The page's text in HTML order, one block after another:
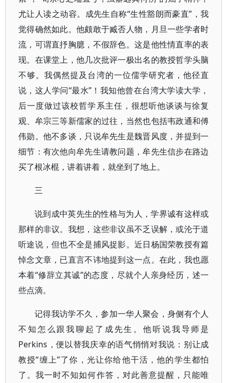
尤让人读之动容。成先生自称“生性豁朗而豪直”，我
觉得确然如此。他颇敢于臧否人物，月旦一些学者时
流，可谓直抒胸臆，不假辞色。这是他性情直率的表
现。在课堂上，他几次批评一极出名的教授哲学头脑
不够。我偶然提及台湾的一位儒学研究者，他径直
说，这人学问“最水”！我知他曾在台湾大学读大学，
后一度做过该校哲学系主任，很想听他谈谈与徐复
观、牟宗三等新儒家的过往，当然也包括韦政通和傅
伟勋。他不多谈，只说牟先生是魏晋风度，并提到一
细节：有次他向牟先生请教问题，牟先生信步在路边
买了根冰棍，讲着讲着，就坐到了地上。
三
说到成中英先生的性格与为人，学界诚有这样或
那样的非议。我想，这些非议虽不乏误解，或沦于道
听途说，但也不全是捕风捉影。近日杨国荣教授有篇
悼念文章，已直言不讳地提到这一点。在此，我也愿
本着“修辞立其诚”的态度，尽就个人亲身经历，述一
些点滴。
记得我访学不久，参加一华人聚会，身侧有个人
不知怎么跟我聊起了成先生。他听说我导师是
Perkins，便以替我庆幸的语气悄悄对我说：别让成
教授“缠上”了你，光让你给他干活，他的学生都怕
了。我一时不知如何作答，对此善意提醒，只能唯